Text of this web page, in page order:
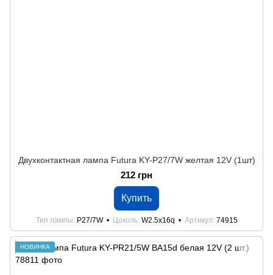
Двухконтактная лампа Futura KY-P27/7W желтая 12V (1шт)
212 грн
Купить
Тип лампы P27/7W Цоколь W2.5x16q Артикул 74915
НОВИНКА